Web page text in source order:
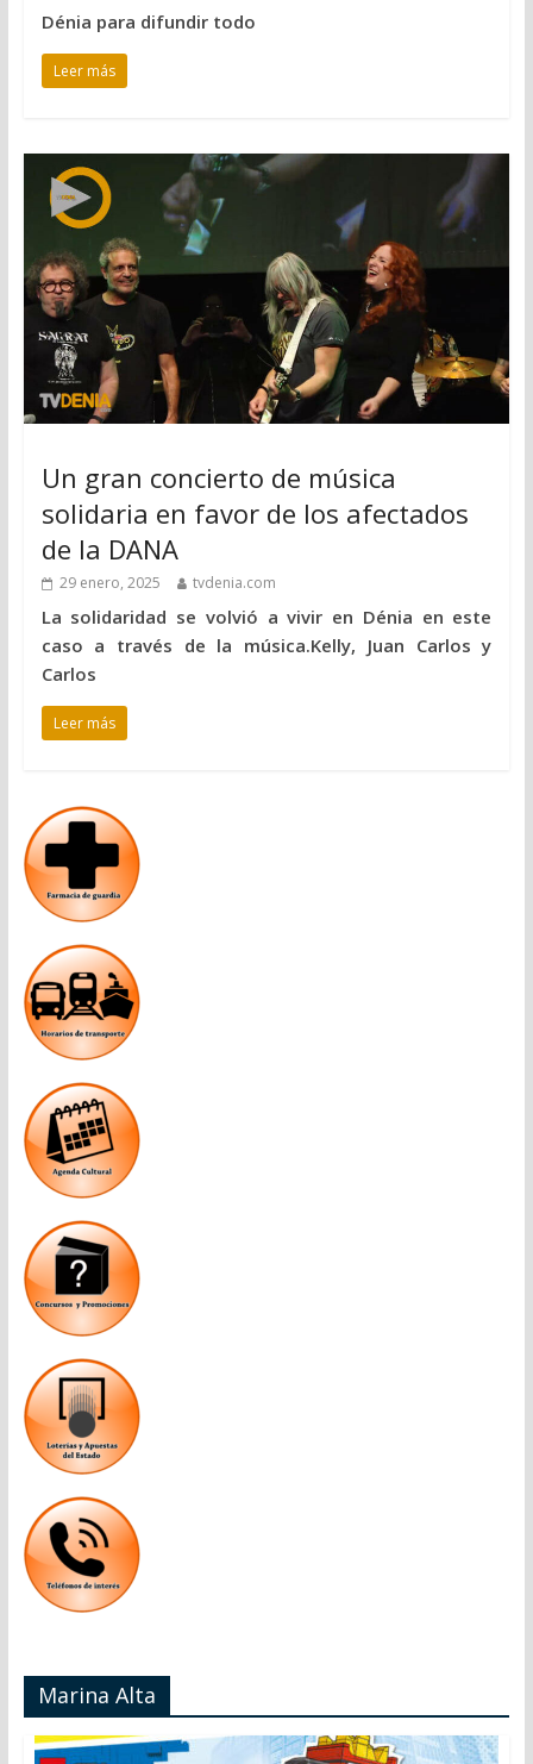
Dénia para difundir todo
Leer más
Un gran concierto de música
solidaria en favor de los afectados
de la DANA
29 enero, 2025 tvdenia.com
La solidaridad se volvió a vivir en Dénia en este
caso a través de la música.Kelly, Juan Carlos y
Carlos
Leer más
Marina Alta